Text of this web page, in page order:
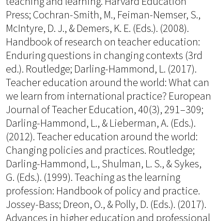
Press; Cochran-Smith, M., Feiman-Nemser, S.,
McIntyre, D. J., & Demers, K. E. (Eds.). (2008).
Handbook of research on teacher education:
Enduring questions in changing contexts (3rd
ed.). Routledge; Darling-Hammond, L. (2017).
Teacher education around the world: What can
we learn from international practice? European
Journal of Teacher Education, 40(3), 291–309;
Darling-Hammond, L., & Lieberman, A. (Eds.).
(2012). Teacher education around the world:
Changing policies and practices. Routledge;
Darling-Hammond, L., Shulman, L. S., & Sykes,
G. (Eds.). (1999). Teaching as the learning
profession: Handbook of policy and practice.
Jossey-Bass; Dreon, O., & Polly, D. (Eds.). (2017).